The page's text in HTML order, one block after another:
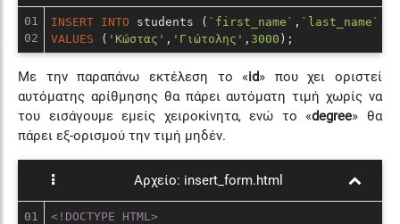
01
INSERT INTO students ( `first_name` , `last_name`
VALUES ( 'Κώστας' , 'Γιώτολης' , 3000 );
Με την παραπάνω εκτέλεση το «id» που χει οριστεί
αυτόματης αρίθμησης θα πάρει αυτόματη τιμή χωρίς να
του εισάγουμε εμείς χειροκίνητα, ενώ το «degree» θα
πάρει εξ-ορισμού την τιμή μηδέν.
Αρχείο: insert_form.html
01
<!DOCTYPE HTML>